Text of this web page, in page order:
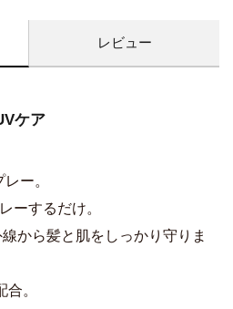
レビュー
ケア
ー。
ーするだけ。
から髪と肌をしっかり守りま
。